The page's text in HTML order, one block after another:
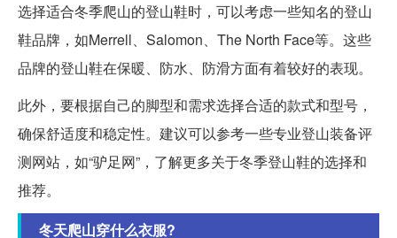
选择适合冬季爬山的登山鞋时，可以考虑一些知名的登山
鞋品牌，如Merrell、Salomon、The North Face等。这些
品牌的登山鞋在保暖、防水、防滑方面有着较好的表现。
此外，要根据自己的脚型和需求选择合适的款式和型号，
确保舒适度和稳定性。建议可以参考一些专业登山装备评
测网站，如“驴足网”，了解更多关于冬季登山鞋的选择和
推荐。
冬天爬山穿什么衣服?